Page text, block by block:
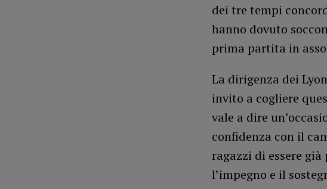
dei tre tempi
hanno dovuto
prima partita in
La dirigenza dei
invito a cogliere
vale a dire
confidenza con il
ragazzi di essere
l’impegno e il